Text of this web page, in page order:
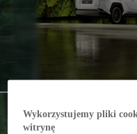
Wykorzystujemy pliki
witrynę